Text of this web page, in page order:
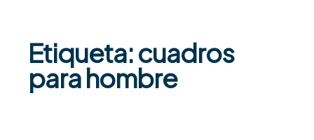
Etiqueta: cuadros
para hombre